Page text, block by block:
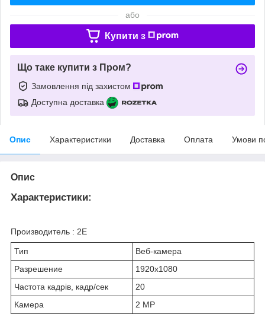
або
Купити з
Що таке купити з Пром?
Замовлення під захистом
Доступна доставка
Опис Характеристики Доставка Оплата Умови
Опис
Характеристики:
Производитель : 2E
Тип
Веб-камера
Разрешение
1920x1080
Частота кадрів, кадр/сек
20
Камера
2 MP